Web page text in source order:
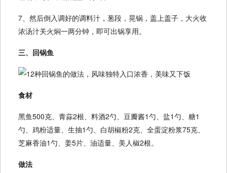
7、然后倒入调好的调料汁，葱段，晃锅，盖上盖子，大火收
浓汤汁关火焖一两分钟，即可出锅享用。
三、回锅鱼
食材
黑鱼500克、青蒜2根、料酒2勺、豆瓣酱1勺、盐1勺、糖1
勺、鸡粉适量、生抽1勺、白胡椒粉2克、全蛋淀粉浆75克、
芝麻香油1勺、姜5片、油适量、美人椒2根。
做法